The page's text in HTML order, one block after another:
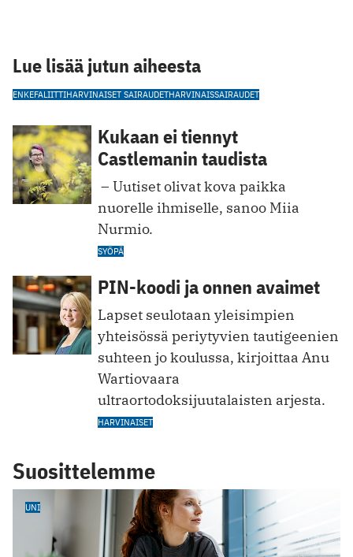
Lue lisää jutun aiheesta
ENKEFALIITTIHARVINAISET SAIRAUDETHARVINAISSAIRAUDET
Kukaan ei tiennyt
Castlemanin taudista
­ – Uutiset olivat kova paikka
nuorelle ihmiselle, sanoo Miia
Nurmio.
SYÖPÄ
PIN-koodi ja onnen avaimet
Lapset seulotaan yleisimpien
yhteisössä periytyvien tautigeenien
suhteen jo koulussa, kirjoittaa Anu
Wartiovaara
ultraortodoksijuutalaisten arjesta.
HARVINAISET
Suosittelemme
UNI